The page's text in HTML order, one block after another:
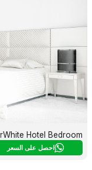
Hotel Bedroom
احصل على السعر